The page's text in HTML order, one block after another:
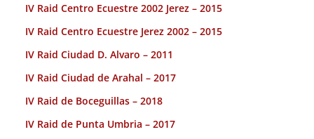
IV Raid Centro Ecuestre 2002 Jerez – 2015
IV Raid Centro Ecuestre Jerez 2002 – 2015
IV Raid Ciudad D. Alvaro – 2011
IV Raid Ciudad de Arahal – 2017
IV Raid de Boceguillas – 2018
IV Raid de Punta Umbria – 2017